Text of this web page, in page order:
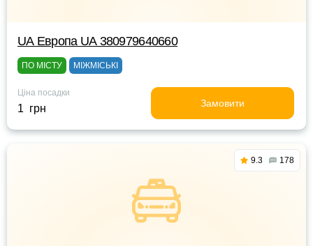
UА Европа UА 380979640660
ПО МІСТУ МІЖМІСЬКІ
Ціна посадки
1 грн Замовити
9.3 178